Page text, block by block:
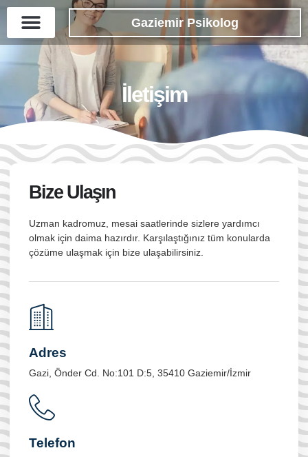
Gaziemir Psikolog
İletişim
Bize Ulaşın
Uzman kadromuz, mesai saatlerinde sizlere yardımcı
olmak için daima hazırdır. Karşılaştığınız tüm konularda
çözüme ulaşmak için bize ulaşabilirsiniz.
Adres
Gazi, Önder Cd. No:101 D:5, 35410 Gaziemir/İzmir
Telefon